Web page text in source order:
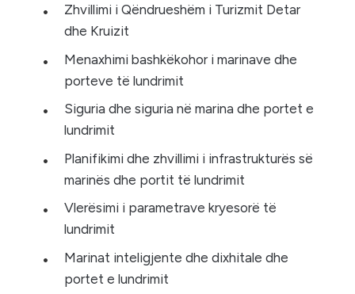
Zhvillimi i Qëndrueshëm i Turizmit Detar
dhe Kruizit
Menaxhimi bashkëkohor i marinave dhe
porteve të lundrimit
Siguria dhe siguria në marina dhe portet e
lundrimit
Planifikimi dhe zhvillimi i infrastrukturës së
marinës dhe portit të lundrimit
Vlerësimi i parametrave kryesorë të
lundrimit
Marinat inteligjente dhe dixhitale dhe
portet e lundrimit